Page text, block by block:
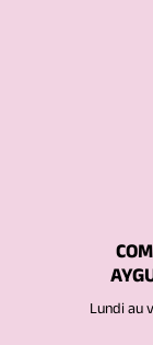
Lundi au